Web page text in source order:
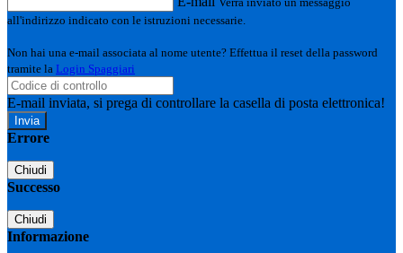
all'indirizzo indicato con le istruzioni necessarie.
Non hai una e-mail associata al nome utente? Effettua il reset della password
tramite la Login Spaggiari
E-mail inviata, si prega di controllare la casella di posta elettronica!
Errore
Chiudi
Successo
Chiudi
Informazione